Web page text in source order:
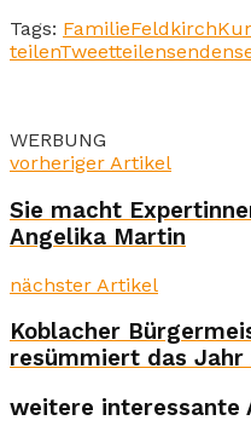
Tags: FamilieFeldkirch
teilenTweetteilensenden
WERBUNG
vorheriger Artikel
Sie macht
Angelika Martin
nächster Artikel
Koblacher
resümmiert das Jahr
weitere interessante